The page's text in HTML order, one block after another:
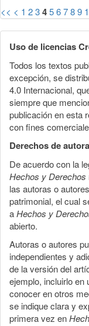
<< < 1 23456789
Uso de licencias
Todos los textos
excepción, se
4.0 Internacional,
siempre que
publicación en esta
con fines
Derechos de
De acuerdo con la
Hechos y Derechos
las autoras o
patrimonial, el cual
aHechos y
abierto.
Autoras o autores
independientes y
de la versión del
ejemplo, incluirlo en
conocer en otros
se indique clara y
primera vez en